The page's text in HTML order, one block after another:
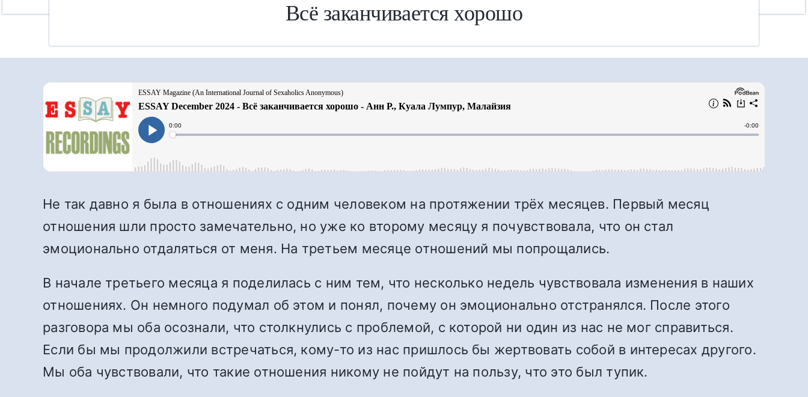
Всё заканчивается хорошо
Не так давно я была в отношениях с одним человеком на протяжении трёх месяцев. Первый месяц
отношения шли просто замечательно, но уже ко второму месяцу я почувствовала, что он стал
эмоционально отдаляться от меня. На третьем месяце отношений мы попрощались.
В начале третьего месяца я поделилась с ним тем, что несколько недель чувствовала изменения в наших
отношениях. Он немного подумал об этом и понял, почему он эмоционально отстранялся. После этого
разговора мы оба осознали, что столкнулись с проблемой, с которой ни один из нас не мог справиться.
Если бы мы продолжили встречаться, кому-то из нас пришлось бы жертвовать собой в интересах другого.
Мы оба чувствовали, что такие отношения никому не пойдут на пользу, что это был тупик.